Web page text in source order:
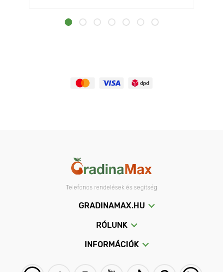
Telefonos rendelések és segítség
GRADINAMAX.HU
RÓLUNK
INFORMÁCIÓK